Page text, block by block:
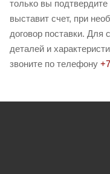
только вы
выставит счет, при
договор поставки. Для
деталей и
звоните по телефону